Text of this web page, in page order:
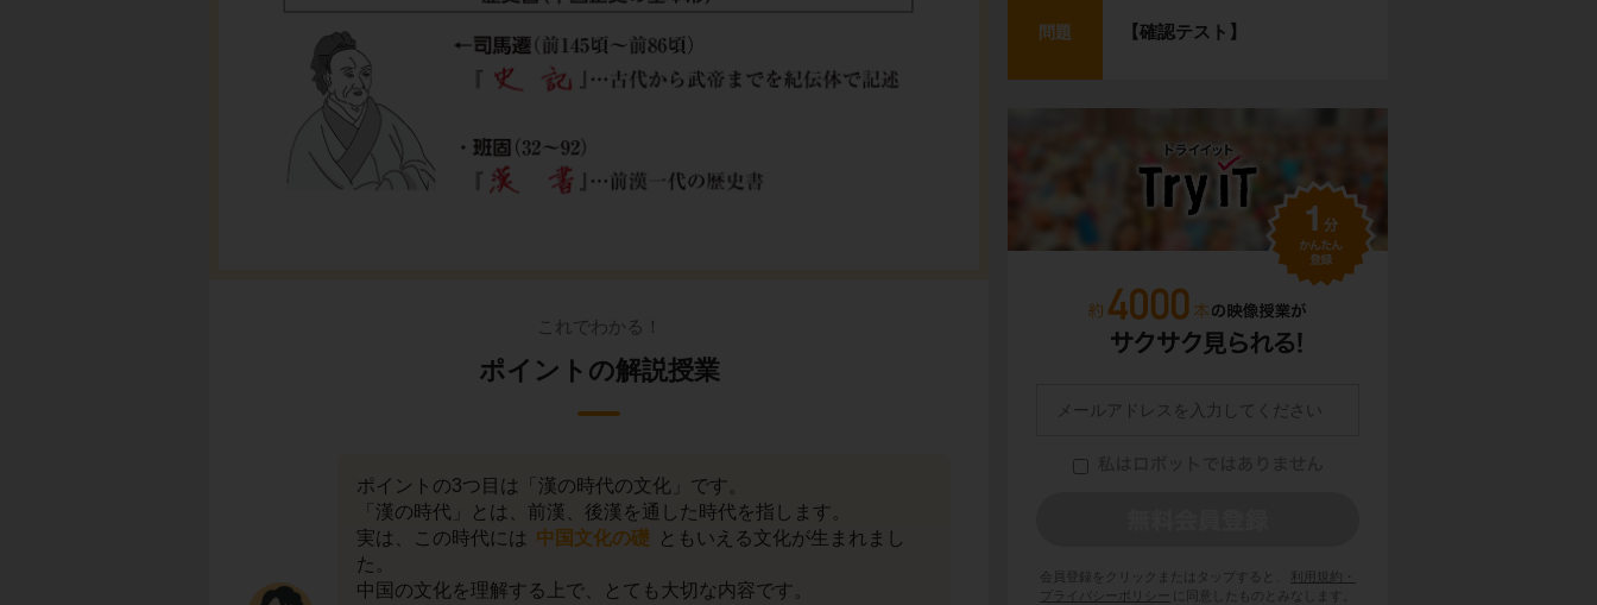
これでわかる！
ポイントの解説授業
ポイントの3つ目は「漢の時代の文化」です。
「漢の時代」とは、前漢、後漢を通した時代を指します。
実は、この時代には 中国文化の礎 ともいえる文化が生まれまし
た。
中国の文化を理解する上で、とても大切な内容です。
問題 【確認テスト】
会員登録をクリックまたはタップすると、
利用規約・
プライバシーポリシー
に同意したものとみなします。